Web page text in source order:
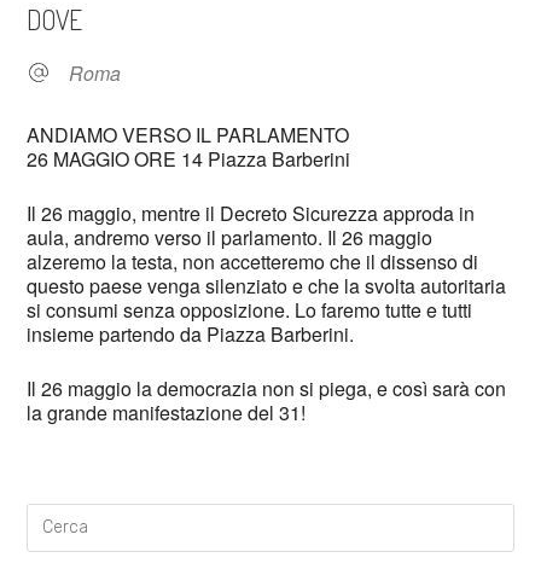
DOVE
Roma
ANDIAMO VERSO IL PARLAMENTO
26 MAGGIO ORE 14 Piazza Barberini
Il 26 maggio, mentre il Decreto Sicurezza approda in
aula, andremo verso il parlamento. Il 26 maggio
alzeremo la testa, non accetteremo che il dissenso di
questo paese venga silenziato e che la svolta autoritaria
si consumi senza opposizione. Lo faremo tutte e tutti
insieme partendo da Piazza Barberini.
Il 26 maggio la democrazia non si piega, e così sarà con
la grande manifestazione del 31!